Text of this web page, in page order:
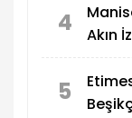
4
Akın
5